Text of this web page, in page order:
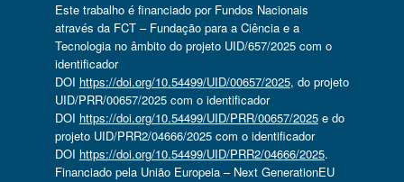
Este trabalho é financiado por Fundos Nacionais
através da FCT – Fundação para a Ciência e a
Tecnologia no âmbito do projeto UID/657/2025 com o
identificador
DOI https://doi.org/10.54499/UID/00657/2025, do projeto
UID/PRR/00657/2025 com o identificador
DOI https://doi.org/10.54499/UID/PRR/00657/2025e do
projeto UID/PRR2/04666/2025 com o identificador
DOI https://doi.org/10.54499/UID/PRR2/04666/2025.
Financiado pela União Europeia – Next GenerationEU